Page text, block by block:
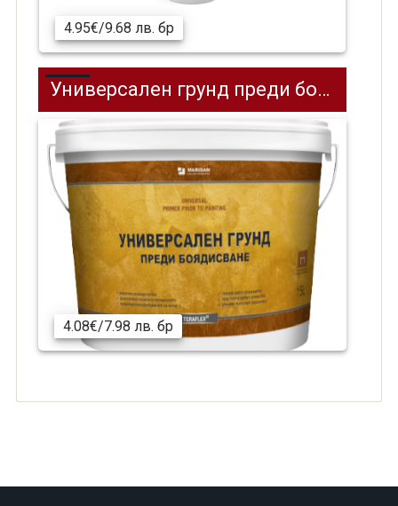
4.95€/9.68 лв. бр
Универсален грунд преди боядисване бял ТЕРАФЛЕКС
4.08€/7.98 лв. бр